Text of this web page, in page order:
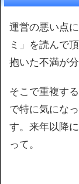
運営の悪い点
ミ」を読んで
抱いた不満が分
そこで重複す
で特に気にな
す。来年以降
って。